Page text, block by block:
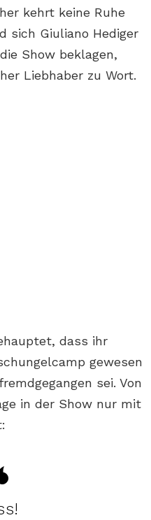
kehrt keine Ruhe
sich Giuliano Hediger
Show beklagen,
Liebhaber zu Wort.
dass ihr
gewesen
sei. Von
in der Show nur mit